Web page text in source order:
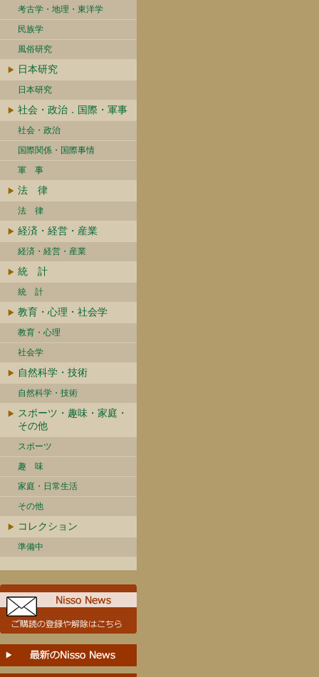
考古学・地理・東洋学
民族学
風俗研究
日本研究
日本研究
社会・政治．国際・軍事
社会・政治
国際関係・国際事情
軍 事
法 律
法 律
経済・経営・産業
経済・経営・産業
統 計
統 計
教育・心理・社会学
教育・心理
社会学
自然科学・技術
自然科学・技術
スポーツ・趣味・家庭・
その他
スポーツ
趣 味
家庭・日常生活
その他
コレクション
準備中